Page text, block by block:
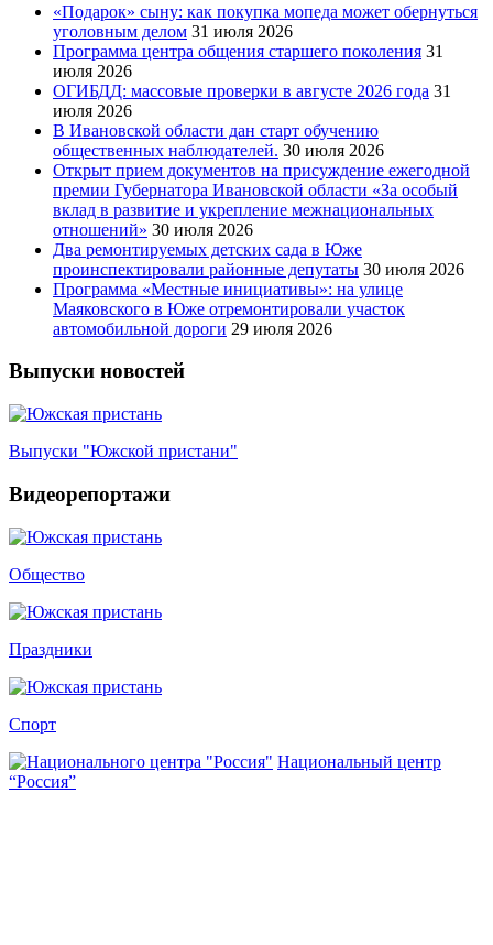
«Подарок» сыну: как покупка мопеда может обернуться
уголовным делом 31 июля 2026
Программа центра общения старшего поколения 31
июля 2026
ОГИБДД: массовые проверки в августе 2026 года 31
июля 2026
В Ивановской области дан старт обучению
общественных наблюдателей. 30 июля 2026
Открыт прием документов на присуждение ежегодной
премии Губернатора Ивановской области «За особый
вклад в развитие и укрепление межнациональных
отношений» 30 июля 2026
Два ремонтируемых детских сада в Юже
проинспектировали районные депутаты 30 июля 2026
Программа «Местные инициативы»: на улице
Маяковского в Юже отремонтировали участок
автомобильной дороги 29 июля 2026
Выпуски новостей
Выпуски "Южской пристани"
Видеорепортажи
Общество
Праздники
Спорт
Национальный центр
“Россия”